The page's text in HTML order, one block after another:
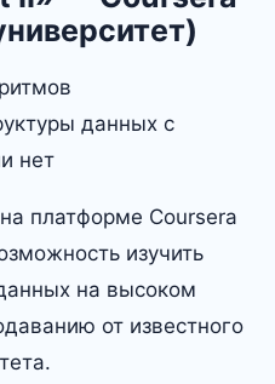
платформе Coursera
изучить
на высоком
от известного